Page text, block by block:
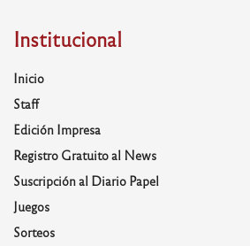
Institucional
Inicio
Staff
Edición Impresa
Registro Gratuito al News
Suscripción al Diario Papel
Juegos
Sorteos